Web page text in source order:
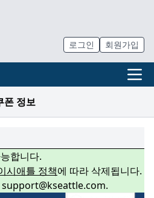
로그인 회원가입
폰 정보
합니다.
시애틀 정책에 따라 삭제됩니다.
support@kseattle.com.